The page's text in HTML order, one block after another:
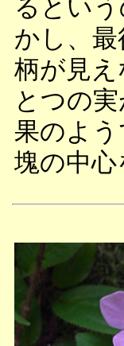
るとい
かし、
柄が見
とつの
果のよ
塊の中